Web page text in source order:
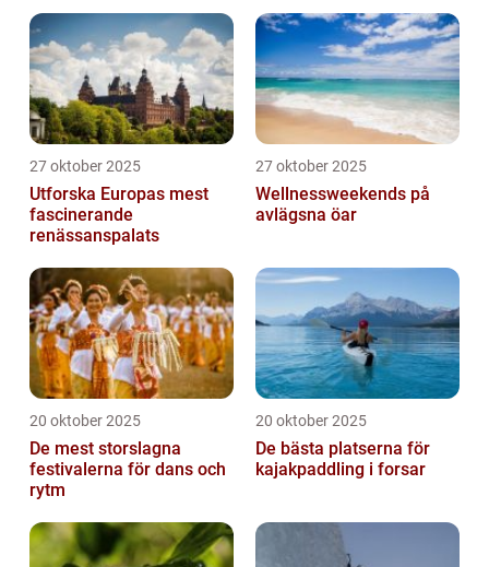
27 oktober 2025
Utforska Europas mest
fascinerande
renässanspalats
27 oktober 2025
Wellnessweekends på
avlägsna öar
20 oktober 2025
De mest storslagna
festivalerna för dans och
rytm
20 oktober 2025
De bästa platserna för
kajakpaddling i forsar